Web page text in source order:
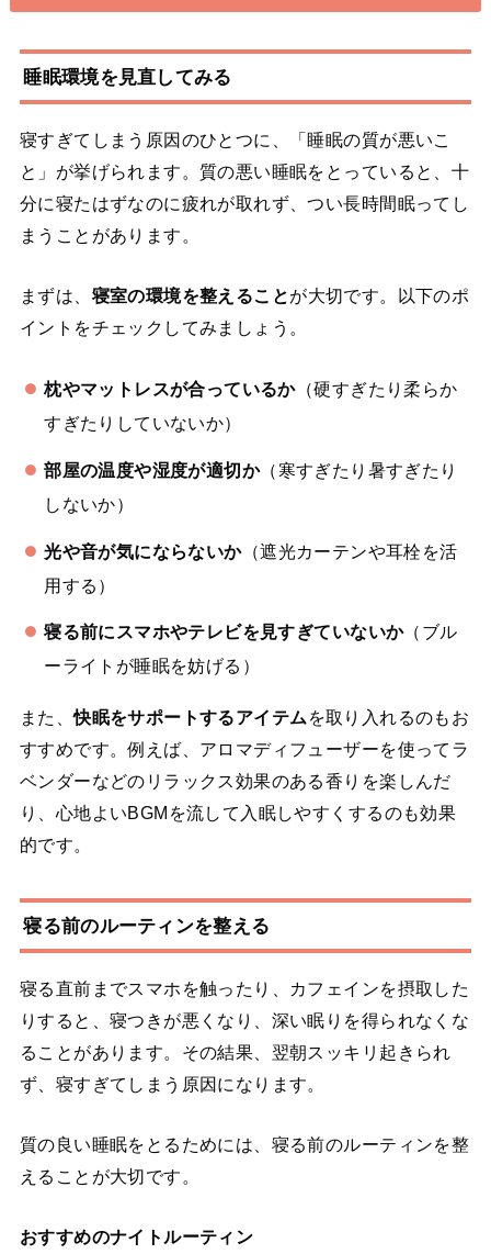
睡眠環境を見直してみる
寝すぎてしまう原因のひとつに、「睡眠の質が悪いこ
と」が挙げられます。質の悪い睡眠をとっていると、十
分に寝たはずなのに疲れが取れず、つい長時間眠ってし
まうことがあります。
まずは、 寝室の環境を整えることが大切です。以下のポ
イントをチェックしてみましょう。
枕やマットレスが合っているか（硬すぎたり柔らか
すぎたりしていないか）
部屋の温度や湿度が適切か（寒すぎたり暑すぎたり
しないか）
光や音が気にならないか（遮光カーテンや耳栓を活
用する）
寝る前にスマホやテレビを見すぎていないか（ブル
ーライトが睡眠を妨げる）
また、快眠をサポートするアイテム を取り入れるのもお
すすめです。例えば、アロマディフューザーを使ってラ
ベンダーなどのリラックス効果のある香りを楽しんだ
り、心地よいBGMを流して入眠しやすくするのも効果
的です。
寝る前のルーティンを整える
寝る直前までスマホを触ったり、カフェインを摂取した
りすると、寝つきが悪くなり、深い眠りを得られなくな
ることがあります。その結果、翌朝スッキリ起きられ
ず、寝すぎてしまう原因になります。
質の良い睡眠をとるためには、寝る前のルーティンを整
えることが大切です。
おすすめのナイトルーティン